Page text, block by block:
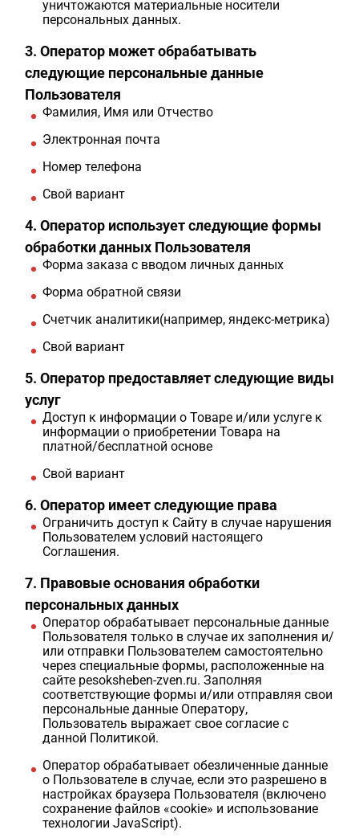
уничтожаются материальные носители
персональных данных.
3. Оператор может обрабатывать
следующие персональные данные
Пользователя
Фамилия, Имя или Отчество
Электронная почта
Номер телефона
Свой вариант
4. Оператор использует следующие формы
обработки данных Пользователя
Форма заказа с вводом личных данных
Форма обратной связи
Счетчик аналитики(например, яндекс-метрика)
Свой вариант
5. Оператор предоставляет следующие виды
услуг
Доступ к информации о Товаре и/или услуге к
информации о приобретении Товара на
платной/бесплатной основе
Свой вариант
6. Оператор имеет следующие права
Ограничить доступ к Сайту в случае нарушения
Пользователем условий настоящего
Соглашения.
7. Правовые основания обработки
персональных данных
Оператор обрабатывает персональные данные
Пользователя только в случае их заполнения и/
или отправки Пользователем самостоятельно
через специальные формы, расположенные на
сайте pesoksheben-zven.ru. Заполняя
соответствующие формы и/или отправляя свои
персональные данные Оператору,
Пользователь выражает свое согласие с
данной Политикой.
Оператор обрабатывает обезличенные данные
о Пользователе в случае, если это разрешено в
настройках браузера Пользователя (включено
сохранение файлов «cookie» и использование
технологии JavaScript).